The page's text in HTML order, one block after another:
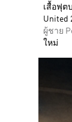
เสื้อฟุต
United
ผู้ชาย
ใหม่